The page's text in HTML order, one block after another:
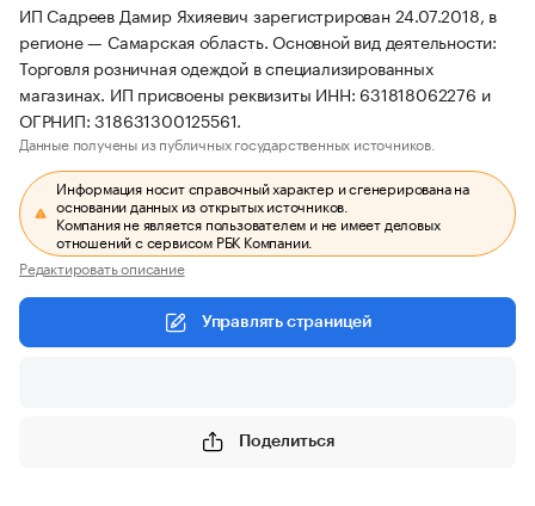
ИП Садреев Дамир Яхияевич зарегистрирован 24.07.2018, в
регионе — Самарская область. Основной вид деятельности:
Торговля розничная одеждой в специализированных
магазинах. ИП присвоены реквизиты ИНН: 631818062276 и
ОГРНИП: 318631300125561.
Данные получены из публичных государственных источников.
Информация носит справочный характер и сгенерирована на
основании данных из открытых источников.
Компания не является пользователем и не имеет деловых
отношений с сервисом РБК Компании.
Редактировать описание
Управлять страницей
Поделиться